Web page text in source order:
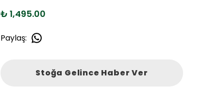
₺ 1,495.00
Paylaş:
Stoğa Gelince Haber Ver